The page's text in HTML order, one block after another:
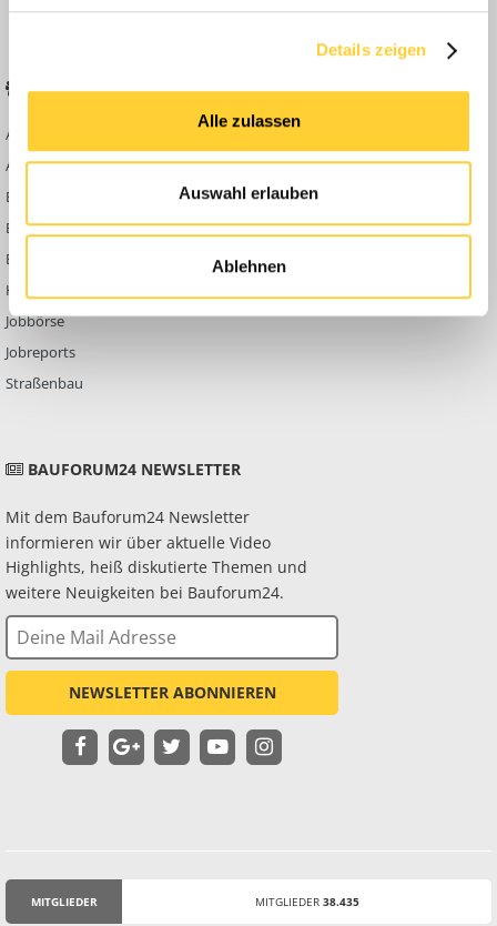
Details zeigen
Alle zulassen
Auswahl erlauben
Ablehnen
BELIEBTE FOREN
Abbruch
Ausbildung & Beruf
Bau Allgemein
Baumaschinen
Berg- & Tagebau
Hoch- & Tiefbau
Jobbörse
Jobreports
Straßenbau
KONTAKT
Werben auf
Bauforum24
Kontakt
Impressum
BAUFORUM24 NEWSLETTER
Mit dem Bauforum24 Newsletter
informieren wir über aktuelle Video
Highlights, heiß diskutierte Themen und
weitere Neuigkeiten bei Bauforum24.
NEWSLETTER ABONNIEREN
MITGLIEDER MITGLIEDER 38.435